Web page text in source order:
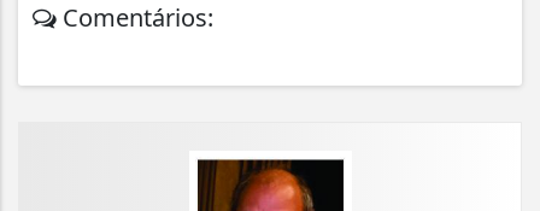
Comentários: